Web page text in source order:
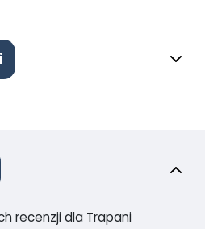
recenzji dla Trapani